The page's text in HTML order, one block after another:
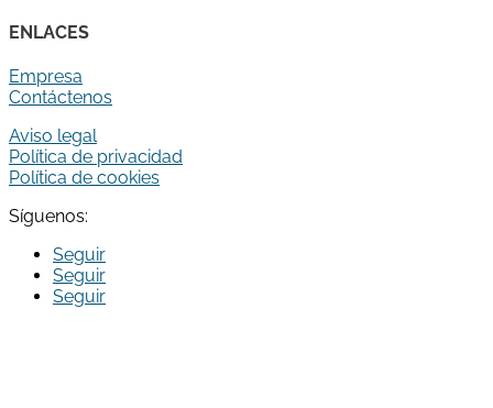
ENLACES
Empresa
Contáctenos
Aviso legal
Política de privacidad
Política de cookies
Síguenos:
Seguir
Seguir
Seguir